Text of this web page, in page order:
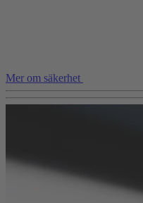
Mer om säkerhet